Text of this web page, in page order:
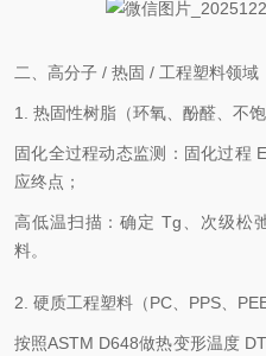
二、高分子 / 热固 / 工程塑料领域
1. 热固性树脂（环氧、酚醛、不饱
固化全过程动态监测：固化过程
应终点；
高低温扫描：确定 Tg、次级松
料。
2. 硬质工程塑料（PC、PPS、
按照ASTM D648做热变形温度